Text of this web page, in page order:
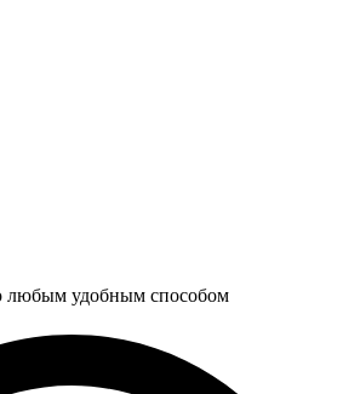
любым удобным способом